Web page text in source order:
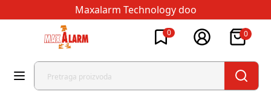
Maxalarm Technology doo
0 0